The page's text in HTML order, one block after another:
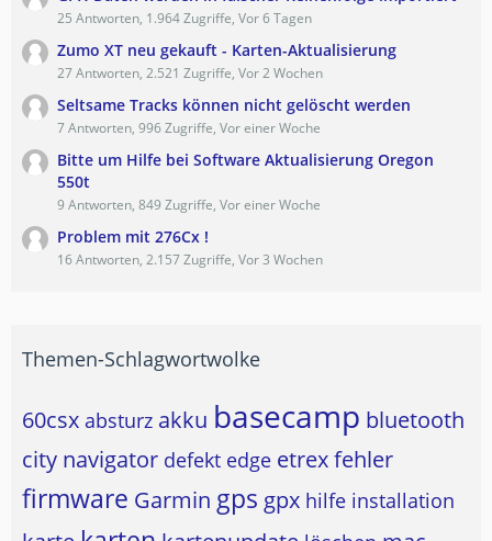
25 Antworten, 1.964 Zugriffe, Vor 6 Tagen
Zumo XT neu gekauft - Karten-Aktualisierung
27 Antworten, 2.521 Zugriffe, Vor 2 Wochen
Seltsame Tracks können nicht gelöscht werden
7 Antworten, 996 Zugriffe, Vor einer Woche
Bitte um Hilfe bei Software Aktualisierung Oregon
550t
9 Antworten, 849 Zugriffe, Vor einer Woche
Problem mit 276Cx !
16 Antworten, 2.157 Zugriffe, Vor 3 Wochen
Themen-Schlagwortwolke
60csx absturz akku basecamp bluetooth
city navigator defekt edge etrexfehler
firmware Garmin gps gpx hilfe installation